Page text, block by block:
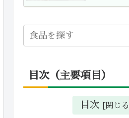
目次（主要項目）
目次